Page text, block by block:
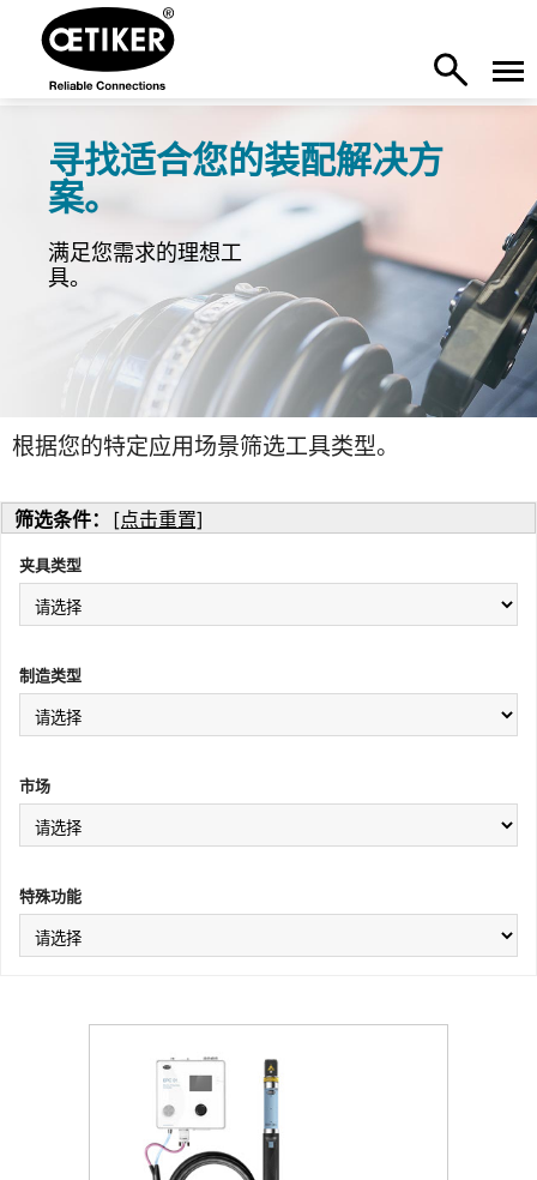
寻找适合您的装配解决方
案。
满足您需求的理想工
具。
根据您的特定应用场景筛选工具类型。
筛选条件： [点击重置]
夹具类型
制造类型
市场
特殊功能